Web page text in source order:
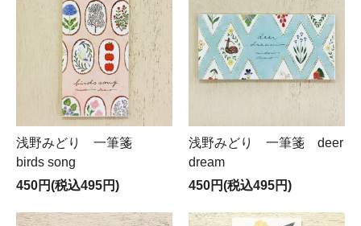
浅野みどり 一筆箋
birds song
450円(税込495円)
浅野みどり 一筆箋 deer
dream
450円(税込495円)